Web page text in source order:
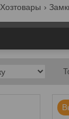
Хозтовары